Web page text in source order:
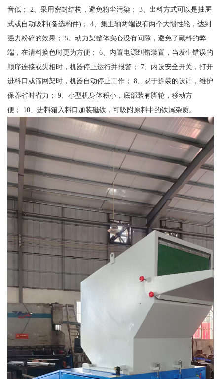
音低； 2、采用密封结构，避免粉尘污染； 3、出料方式可以是抽屉
式或自动吸料(备选构件)； 4、集主轴两端设有两个大惯性轮，达到
强力粉碎的效果； 5、动力架整体实心没有间隙，避免了藏料的弊
端，在清料换色时更为方便； 6、内置电源纠错装置，当发生错误的
顺序连接或失相时，机器停止运行并报警； 7、内设安全开关，打开
进料口或筛网架时，机器自动停止工作； 8、易于拆装的设计，维护
保养省时省力； 9、小型机身体积小，底部装有脚轮，移动方
便； 10、进料箱入料口加装磁铁，可吸附原料中的铁屑杂质。